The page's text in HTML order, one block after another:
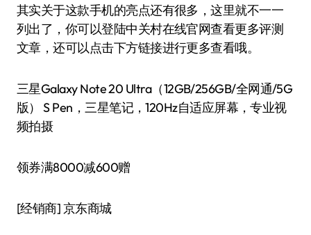
其实关于这款手机的亮点还有很多，这里就不一一
列出了，你可以登陆中关村在线官网查看更多评测
文章，还可以点击下方链接进行更多查看哦。
三星Galaxy Note 20 Ultra（12GB/256GB/全网通/5G
版） S Pen，三星笔记，120Hz自适应屏幕，专业视
频拍摄
领券满8000减600赠
[经销商]京东商城